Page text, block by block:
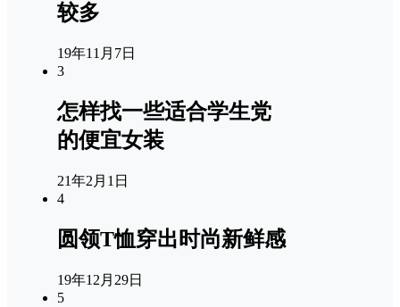
较多
19年11月7日
3
怎样找一些适合学生党
的便宜女装
21年2月1日
4
圆领T恤穿出时尚新鲜感
19年12月29日
5